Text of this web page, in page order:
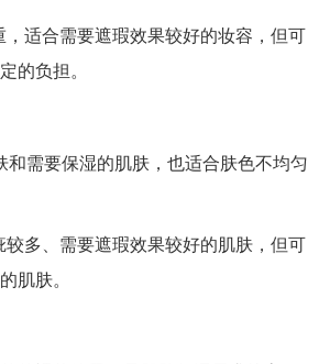
适合需要遮瑕效果较好的妆容，但可
的负担。
和需要保湿的肌肤，也适合肤色不均匀
多、需要遮瑕效果较好的肌肤，但可
肌肤。